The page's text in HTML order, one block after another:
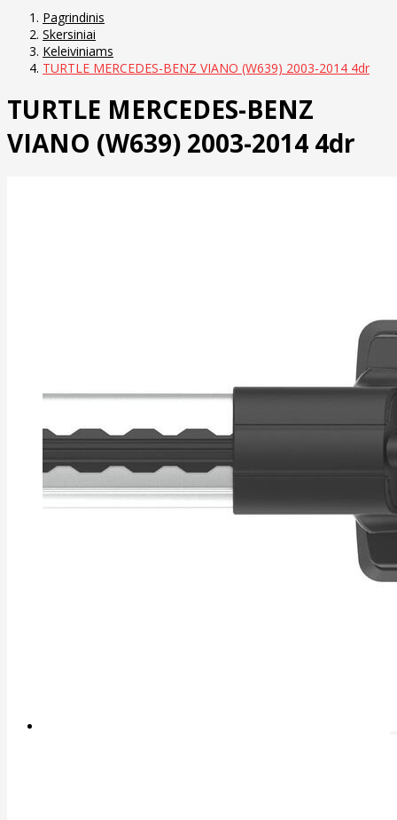
Pagrindinis
Skersiniai
Keleiviniams
TURTLE MERCEDES-BENZ VIANO (W639) 2003-2014 4dr
TURTLE MERCEDES-BENZ
VIANO (W639) 2003-2014 4dr